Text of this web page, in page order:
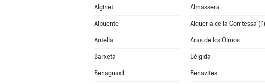
Alginet Almàssera
Alpuente Alqueria de la Comtessa (l')
Antella Aras de los Olmos
Barxeta Bèlgida
Benaguasil Benavites